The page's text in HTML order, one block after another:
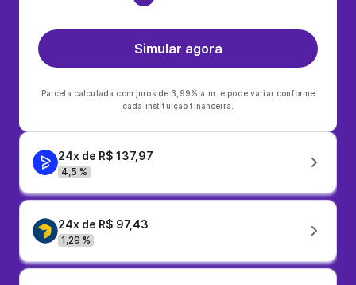
Simular agora
Parcela calculada com juros de 3,99% a.m. e pode variar conforme
cada instituição financeira.
24x de R$ 137,97
4,5 %
24x de R$ 97,43
1,29 %